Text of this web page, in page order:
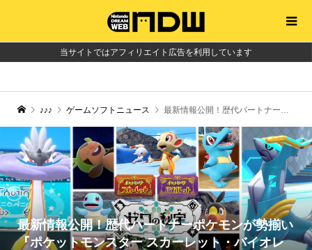
当サイトではアフィリエイト広告を利用しています
♪♪♪ ゲームソフトニュース 最新情報公開！歴代パートナーポケモンが勢揃い『ポケットモンスター スカーレット・バイオレット ゼロの秘宝』
最新情報公開！歴代パートナーポケモンが勢揃い
『ポケットモンスター スカーレット・バイオレ